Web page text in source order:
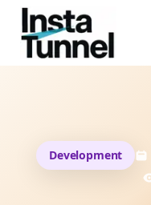
Development